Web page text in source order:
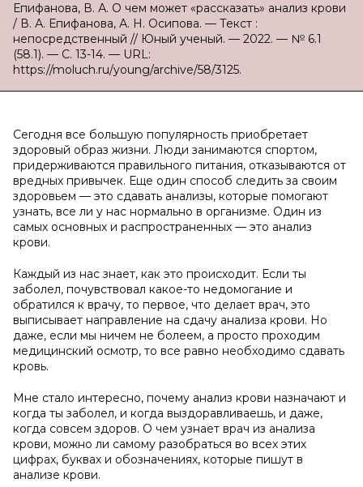
Епифанова, В. А. О чем может «рассказать» анализ крови
/ В. А. Епифанова, А. Н. Осипова. — Текст :
непосредственный // Юный ученый. — 2022. — № 6.1
(58.1). — С. 13-14. — URL:
https://moluch.ru/young/archive/58/3125.
Сегодня все большую популярность приобретает
здоровый образ жизни. Люди занимаются спортом,
придерживаются правильного питания, отказываются от
вредных привычек. Еще один способ следить за своим
здоровьем — это сдавать анализы, которые помогают
узнать, все ли у нас нормально в организме. Один из
самых основных и распространенных — это анализ
крови.
Каждый из нас знает, как это происходит. Если ты
заболел, почувствовал какое-то недомогание и
обратился к врачу, то первое, что делает врач, это
выписывает направление на сдачу анализа крови. Но
даже, если мы ничем не болеем, а просто проходим
медицинский осмотр, то все равно необходимо сдавать
кровь.
Мне стало интересно, почему анализ крови назначают и
когда ты заболел, и когда выздоравливаешь, и даже,
когда совсем здоров. О чем узнает врач из анализа
крови, можно ли самому разобраться во всех этих
цифрах, буквах и обозначениях, которые пишут в
анализе крови.